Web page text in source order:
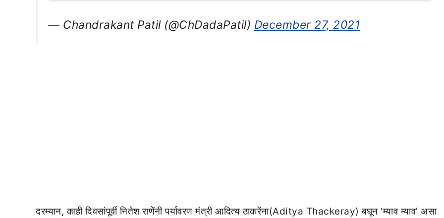
— Chandrakant Patil (@ChDadaPatil) December 27, 2021
दरम्यान, काही दिवसांपूर्वी नितेश राणेंनी पर्यावरण मंत्री आदित्य ठाकरेंना(Aditya Thackeray) बघून ‘म्याव म्याव’ असा